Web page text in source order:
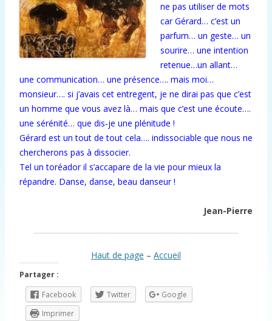
ne pas utiliser de mots
car Gérard… c’est un
parfum… un geste… un
sourire… une intention
retenue…un allant…
une communication… une présence…. mais moi…
monsieur…. si j’avais cet entregent, je ne dirai pas que c’est
un homme que vous avez là… mais que c’est une écoute….
une sérénité… que dis-je une plénitude !
Gérard est un tout de tout cela…. indissociable que nous ne
chercherons pas à dissocier.
Tel un toréador il s’accapare de la vie pour mieux la
répandre. Danse, danse, beau danseur !
Jean-Pierre
Haut de page – Accueil
Partager :
Facebook
Twitter
Google
Imprimer